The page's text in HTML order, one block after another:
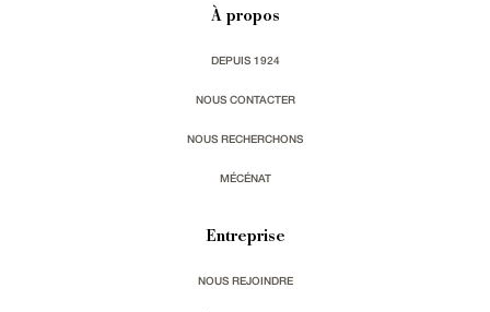
À propos
DEPUIS 1924
NOUS CONTACTER
NOUS RECHERCHONS
MÉCÉNAT
Entreprise
NOUS REJOINDRE